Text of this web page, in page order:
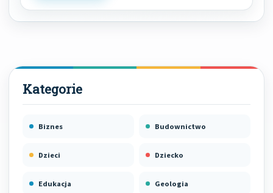
Biznes Budownictwo
Dzieci Dziecko
Edukacja Geologia